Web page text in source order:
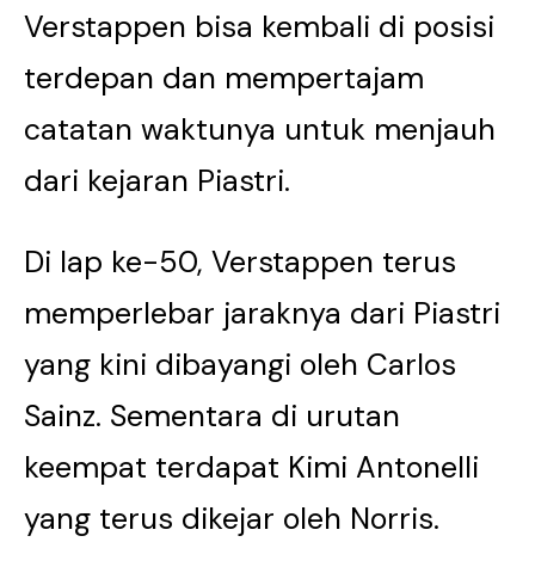
Verstappen bisa kembali di posisi
terdepan dan mempertajam
catatan waktunya untuk menjauh
dari kejaran Piastri.
Di lap ke-50, Verstappen terus
memperlebar jaraknya dari Piastri
yang kini dibayangi oleh Carlos
Sainz. Sementara di urutan
keempat terdapat Kimi Antonelli
yang terus dikejar oleh Norris.